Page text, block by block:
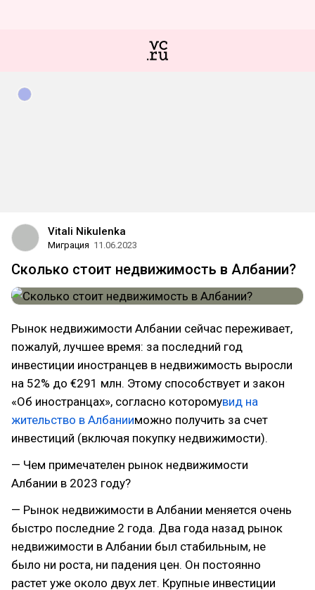
Vitali Nikulenka
Миграция 11.06.2023
Сколько стоит недвижимость в Албании?
Рынок недвижимости Албании сейчас переживает,
пожалуй, лучшее время: за последний год
инвестиции иностранцев в недвижимость выросли
на 52% до €291 млн. Этому способствует и закон
«Об иностранцах», согласно которомувид на
жительство в Албанииможно получить за счет
инвестиций (включая покупку недвижимости).
— Чем примечателен рынок недвижимости
Албании в 2023 году?
— Рынок недвижимости в Албании меняется очень
быстро последние 2 года. Два года назад рынок
недвижимости в Албании был стабильным, не
было ни роста, ни падения цен. Он постоянно
растет уже около двух лет. Крупные инвестиции